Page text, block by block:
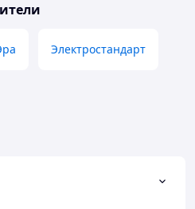
Электростандарт